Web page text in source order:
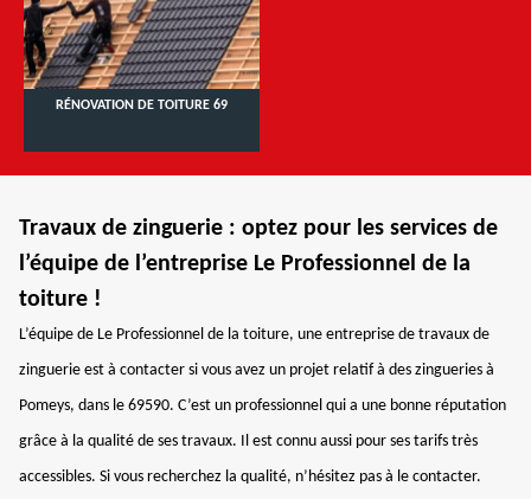
RÉNOVATION DE TOITURE 69
Travaux de zinguerie : optez pour les services de
l’équipe de l’entreprise Le Professionnel de la
toiture !
L’équipe de Le Professionnel de la toiture, une entreprise de travaux de
zinguerie est à contacter si vous avez un projet relatif à des zingueries à
Pomeys, dans le 69590. C’est un professionnel qui a une bonne réputation
grâce à la qualité de ses travaux. Il est connu aussi pour ses tarifs très
accessibles. Si vous recherchez la qualité, n’hésitez pas à le contacter.